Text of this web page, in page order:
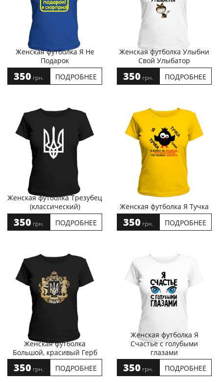
Женская футболка Я Не
Подарок
350 грн. ПОДРОБНЕЕ
Женская футболка Улыбни
Свой Улыбатор
350 грн. ПОДРОБНЕЕ
Женская футболка Трезубец
(классический)
350 грн. ПОДРОБНЕЕ
Женская футболка Я Тучка
350 грн. ПОДРОБНЕЕ
Женская футболка
Большой, красивый Герб
350 грн. ПОДРОБНЕЕ
Женская футболка Я
Счастье с голубыми
глазами
350 грн. ПОДРОБНЕЕ